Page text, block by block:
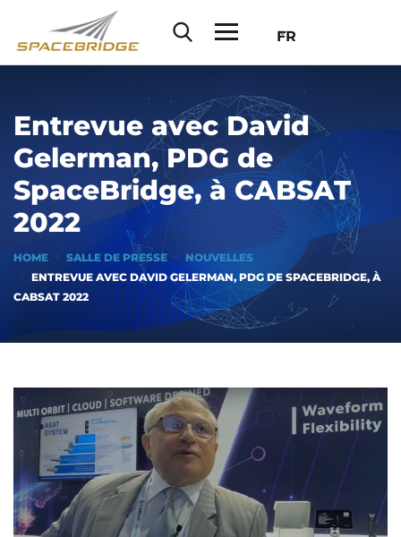
FR
Entrevue avec David
Gelerman, PDG de
SpaceBridge, à CABSAT
2022
HOME SALLE DE PRESSE
NOUVELLES
ENTREVUE AVEC DAVID GELERMAN, PDG DE SPACEBRIDGE, À
CABSAT 2022